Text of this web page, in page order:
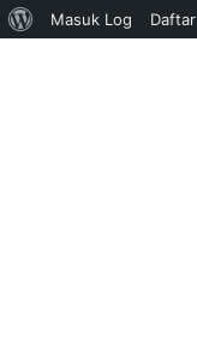
Tentang
Masuk Log Daftar